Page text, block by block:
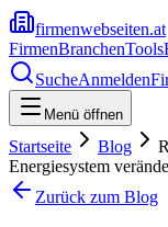
firmenwebseiten.at
FirmenBranchenTools
SucheAnmelden
Menü öffnen
Startseite Blog
Energiesystem
Zurück zum Blog